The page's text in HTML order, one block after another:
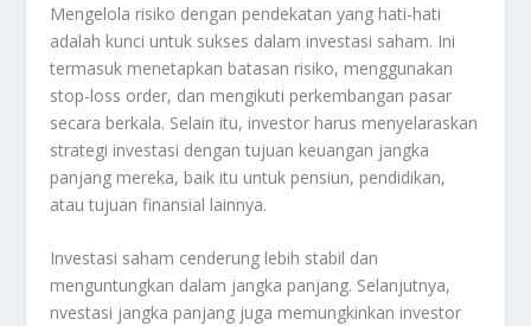
Mengelola risiko dengan pendekatan yang hati-hati
adalah kunci untuk sukses dalam investasi saham. Ini
termasuk menetapkan batasan risiko, menggunakan
stop-loss order, dan mengikuti perkembangan pasar
secara berkala. Selain itu, investor harus menyelaraskan
strategi investasi dengan tujuan keuangan jangka
panjang mereka, baik itu untuk pensiun, pendidikan,
atau tujuan finansial lainnya.
Investasi saham cenderung lebih stabil dan
menguntungkan dalam jangka panjang. Selanjutnya,
nvestasi jangka panjang juga memungkinkan investor